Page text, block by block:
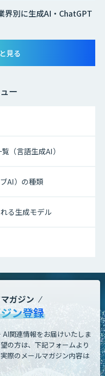
界別に生成AI・ChatGPT
見る
ー
（言語生成AI）
AI）の種類
る生成モデル
ガジン
ン登録
関連情報をお届けいたしま
の方は、下記フォームより
実際のメールマガジン内容は